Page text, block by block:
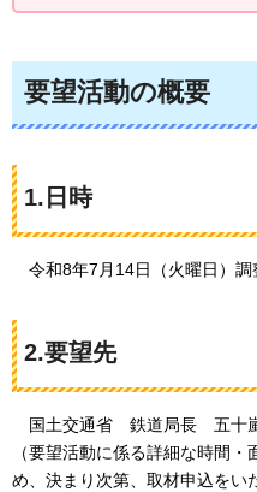
要望活動の概要
1.日時
令和8年7月14日（火曜日）調
2.要望先
国土交通省 鉄道局長
五十
（要望活動に係る詳細な時間
め、決まり次第、取材申込をい